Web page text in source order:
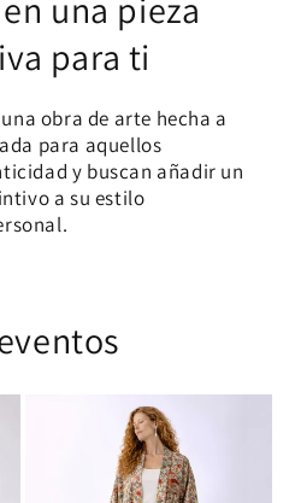
para ti
obra de arte hecha a
para aquellos
y buscan añadir un
a su estilo